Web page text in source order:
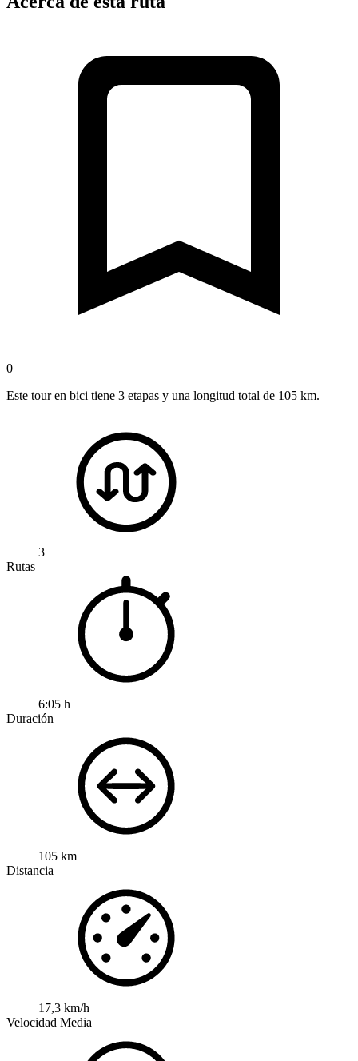
0
Este tour en bici tiene 3 etapas y una longitud total de 105 km.
3
Rutas
6:05 h
Duración
105 km
Distancia
17,3 km/h
Velocidad Media